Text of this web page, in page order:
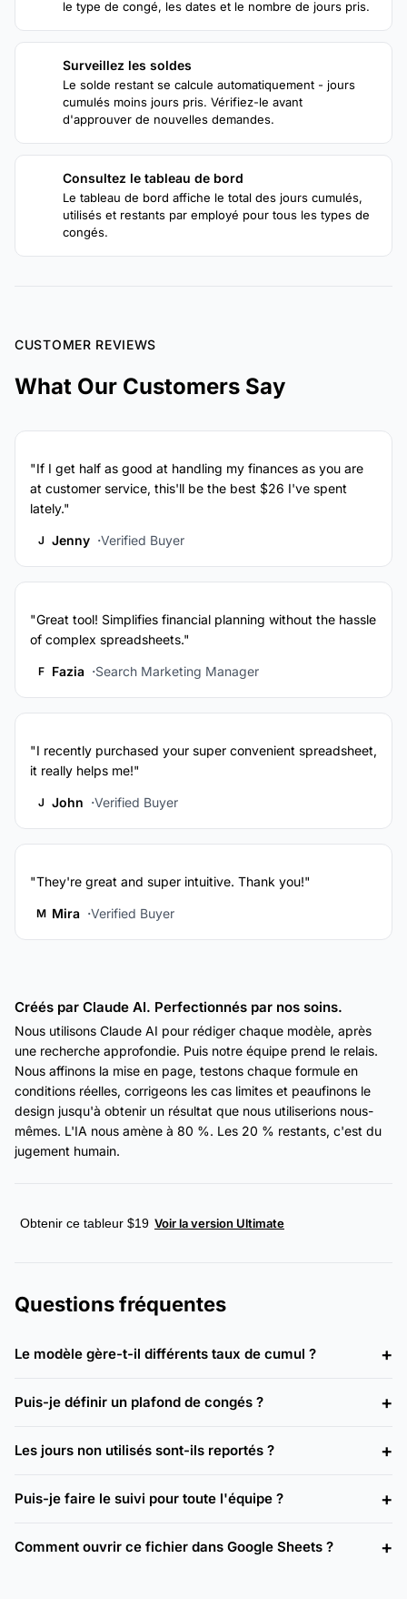
le type de congé, les dates et le nombre de jours pris.
Surveillez les soldes
Le solde restant se calcule automatiquement - jours
cumulés moins jours pris. Vérifiez-le avant
d'approuver de nouvelles demandes.
Consultez le tableau de bord
Le tableau de bord affiche le total des jours cumulés,
utilisés et restants par employé pour tous les types de
congés.
CUSTOMER REVIEWS
What Our Customers Say
"If I get half as good at handling my finances as you are
at customer service, this'll be the best $26 I've spent
lately."
J Jenny Verified Buyer
"Great tool! Simplifies financial planning without the hassle
of complex spreadsheets."
F Fazia Search Marketing Manager
"I recently purchased your super convenient spreadsheet,
it really helps me!"
J John Verified Buyer
"They're great and super intuitive. Thank you!"
M Mira Verified Buyer
Créés par Claude AI. Perfectionnés par nos soins.
Nous utilisons Claude AI pour rédiger chaque modèle, après
une recherche approfondie. Puis notre équipe prend le relais.
Nous affinons la mise en page, testons chaque formule en
conditions réelles, corrigeons les cas limites et peaufinons le
design jusqu'à obtenir un résultat que nous utiliserions nous-
mêmes. L'IA nous amène à 80 %. Les 20 % restants, c'est du
jugement humain.
Obtenir ce tableur $19 Voir la version Ultimate
Questions fréquentes
Le modèle gère-t-il différents taux de cumul ?
Puis-je définir un plafond de congés ?
Les jours non utilisés sont-ils reportés ?
Puis-je faire le suivi pour toute l'équipe ?
Comment ouvrir ce fichier dans Google Sheets ?